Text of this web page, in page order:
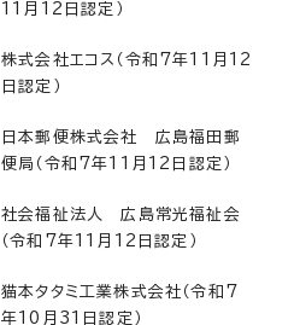
11月12日認定）
株式会社エコス（令和7年11月12
日認定）
日本郵便株式会社 広島福田郵
便局（令和7年11月12日認定）
社会福祉法人 広島常光福祉会
（令和7年11月12日認定）
猫本タタミ工業株式会社（令和7
年10月31日認定）